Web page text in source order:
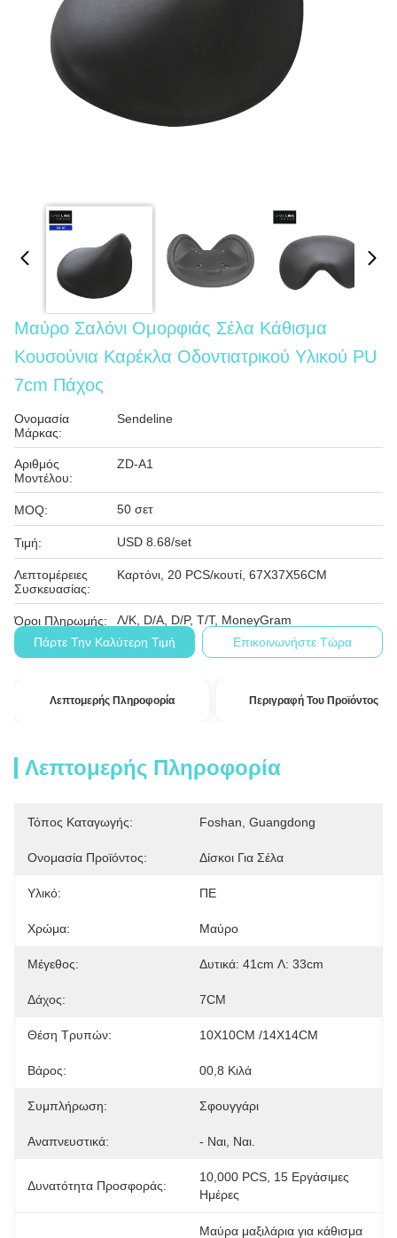
Μαύρο Σαλόνι Ομορφιάς Σέλα Κάθισμα
Κουσούνια Καρέκλα Οδοντιατρικού Υλικού PU
7cm Πάχος
Ονομασία
Μάρκας:
Sendeline
Αριθμός
Μοντέλου:
ZD-A1
MOQ: 50 σετ
Τιμή: USD 8.68/set
Λεπτομέρειες
Συσκευασίας:
Καρτόνι, 20 PCS/κουτί, 67X37X56CM
Όροι Πληρωμής:
Λ/Κ, D/A, D/P, T/T, MoneyGram
Πάρτε Την Καλύτερη Τιμή
Επικοινωνήστε Τώρα
Λεπτομερής Πληροφορία Περιγραφή Του Προϊόντος
Λεπτομερής Πληροφορία
Τόπος Καταγωγής: Foshan, Guangdong
Ονομασία Προϊόντος: Δίσκοι Για Σέλα
Υλικό: ΠΕ
Χρώμα: Μαύρο
Μέγεθος: Δυτικά: 41cm Λ: 33cm
Δάχος: 7CM
Θέση Τρυπών: 10X10CM /14X14CM
Βάρος: 00,8 Κιλά
Συμπλήρωση: Σφουγγάρι
Αναπνευστικά: - Ναι, Ναι.
Δυνατότητα Προσφοράς:
10,000 PCS, 15 Εργάσιμες
Ημέρες
Μαύρα μαξιλάρια για κάθισμα